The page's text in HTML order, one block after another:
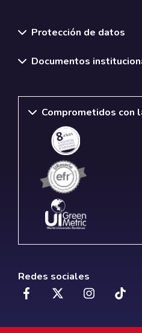
Protección de datos
Documentos
Comprometidos con
Redes sociales